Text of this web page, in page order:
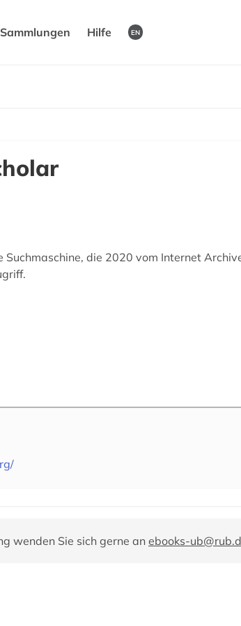
Sammlungen Hilfe EN
die 2020 vom Internet
wenden Sie sich gerne an ebooks-